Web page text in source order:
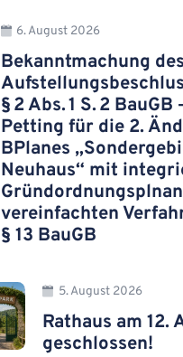
6. August 2026
Bekanntmachung des
§ 2 Abs. 1 S. 2
Petting für die 2.
BPlanes
Neuhaus“ mit
vereinfachten
§ 13 BauGB
5. August 2026
Rathaus am 12.
geschlossen!